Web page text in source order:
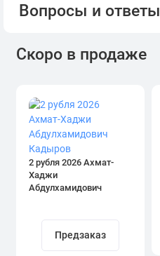
Вопросы и ответы
Скоро в продаже
2 рубля 2026 Ахмат-
Хаджи
Абдулхамидович
Предзаказ